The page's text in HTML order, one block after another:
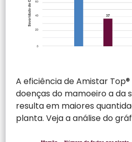
A eficiência de Amistar
doenças do mamoeiro a da
resulta em maiores
planta. Veja a análise do